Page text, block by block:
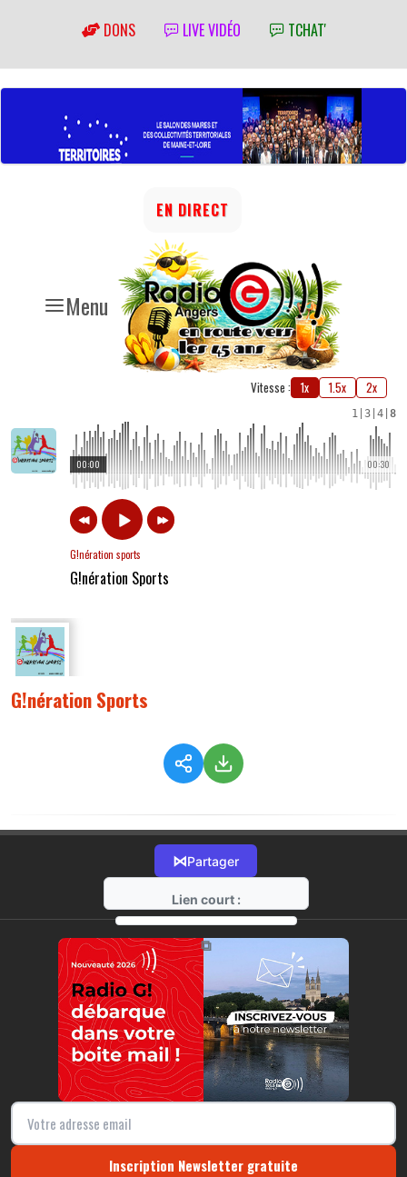
DONS LIVE VIDÉO TCHAT'
Menu
EN DIRECT
Vitesse : 1x 1.5x 2x
1 3 4 8
00:30
00:00
G!nération sports
G!nération Sports
G!nération Sports
⋈Partager
Lien court :
https://radio-g.fr?6238
⧉
Inscription Newsletter gratuite